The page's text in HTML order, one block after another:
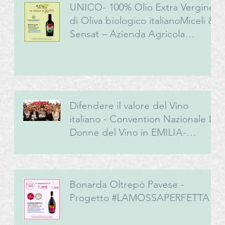
UNICO- 100% Olio Extra Vergine
di Oliva biologico italianoMiceli &
Sensat – Azienda Agricola
Difendere il valore del Vino
italiano - Convention Nazionale Le
Donne del Vino in EMILIA-
Bonarda Oltrepò Pavese -
Progetto #LAMOSSAPERFETTA